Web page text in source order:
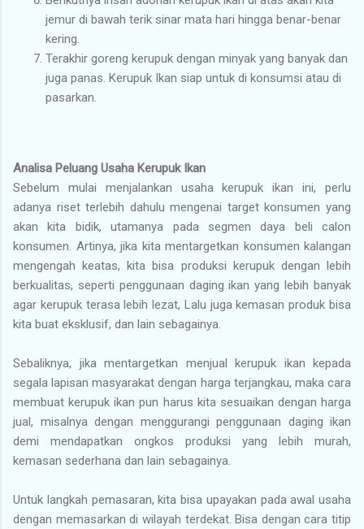
jemur di bawah terik sinar mata hari hingga benar-benar
kering.
Terakhir goreng kerupuk dengan minyak yang banyak dan
juga panas. Kerupuk Ikan siap untuk di konsumsi atau di
pasarkan.
Analisa Peluang Usaha Kerupuk Ikan
Sebelum mulai menjalankan usaha kerupuk ikan ini, perlu
adanya riset terlebih dahulu mengenai target konsumen yang
akan kita bidik, utamanya pada segmen daya beli calon
konsumen. Artinya, jika kita mentargetkan konsumen kalangan
mengengah keatas, kita bisa produksi kerupuk dengan lebih
berkualitas, seperti penggunaan daging ikan yang lebih banyak
agar kerupuk terasa lebih lezat, Lalu juga kemasan produk bisa
kita buat eksklusif, dan lain sebagainya.
Sebaliknya, jika mentargetkan menjual kerupuk ikan kepada
segala lapisan masyarakat dengan harga terjangkau, maka cara
membuat kerupuk ikan pun harus kita sesuaikan dengan harga
jual, misalnya dengan menggurangi penggunaan daging ikan
demi mendapatkan ongkos produksi yang lebih murah,
kemasan sederhana dan lain sebagainya.
Untuk langkah pemasaran, kita bisa upayakan pada awal usaha
dengan memasarkan di wilayah terdekat. Bisa dengan cara titip